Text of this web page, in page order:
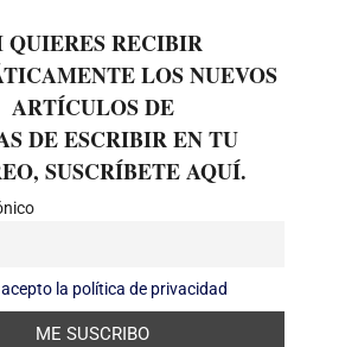
QUIERES RECIBIR
LOS NUEVOS
ARTÍCULOS DE
DE ESCRIBIR EN TU
SUSCRÍBETE AQUÍ.
acepto la política de privacidad